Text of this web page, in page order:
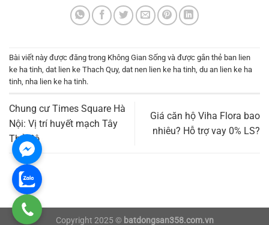
Bài viết này được đăng trong Không Gian Sống và được gắn thẻ ban lien
ke ha tinh, dat lien ke Thach Quy, dat nen lien ke ha tinh, du an lien ke ha
tinh, nha lien ke ha tinh.
Chung cư Times Square Hà
Nội: Vị trí huyết mạch Tây
Thủ đô
Giá căn hộ Viha Flora bao
nhiêu? Hỗ trợ vay 0% LS?
Copyright 2025 © batdongsan358.com.vn